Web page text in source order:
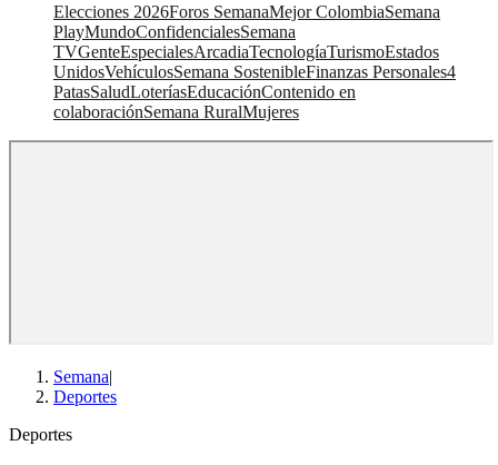
Elecciones 2026Foros SemanaMejor ColombiaSemana
PlayMundoConfidencialesSemana
TVGenteEspecialesArcadiaTecnologíaTurismoEstados
UnidosVehículosSemana SostenibleFinanzas Personales4
PatasSaludLoteríasEducaciónContenido en
colaboraciónSemana RuralMujeres
Semana|
Deportes
Deportes